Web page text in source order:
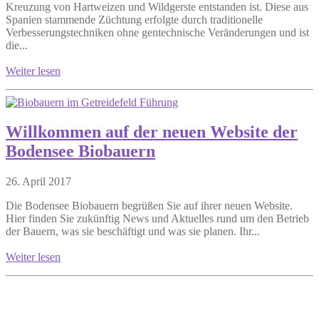
Kreuzung von Hartweizen und Wildgerste entstanden ist. Diese aus
Spanien stammende Züchtung erfolgte durch traditionelle
Verbesserungstechniken ohne gentechnische Veränderungen und ist
die...
Weiter lesen
Willkommen auf der neuen Website der
Bodensee Biobauern
26. April 2017
Die Bodensee Biobauern begrüßen Sie auf ihrer neuen Website.
Hier finden Sie zukünftig News und Aktuelles rund um den Betrieb
der Bauern, was sie beschäftigt und was sie planen. Ihr...
Weiter lesen